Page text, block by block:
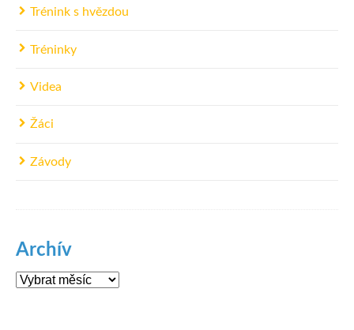
Trénink s hvězdou
Tréninky
Videa
Žáci
Závody
Archív
Archív